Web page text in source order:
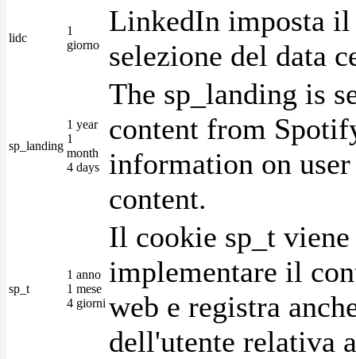
lidc
1
giorno
LinkedIn imposta
selezione del data
sp_landing
1 year
1
month
4 days
The sp_landing is
content from
information on
content.
sp_t
1 anno
1 mese
4 giorni
Il cookie sp_t
implementare il
web e registra
dell'utente relativa